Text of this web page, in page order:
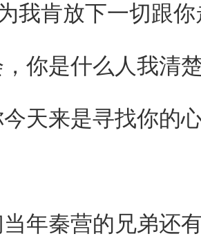
我肯放下一切跟你
是什么人我清楚
来是寻找你的心
秦营的兄弟还有